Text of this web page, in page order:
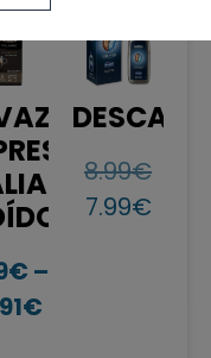
€ –
€
8.99€
7.99€